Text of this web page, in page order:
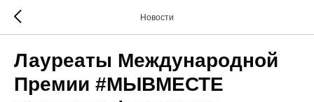
Новости
Лауреаты Международной
Премии #МЫВМЕСТЕ